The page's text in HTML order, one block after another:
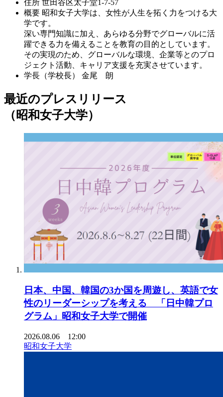
住所 世田谷区太子堂1-7-57
概要 昭和女子大学は、女性が人生を拓く力をつける大
学です。
深い専門知識に加え、あらゆる分野でグローバルに活
躍できる力を備えることを教育の目的としています。
その実現のため、グローバルな環境、企業等とのプロ
ジェクト活動、キャリア支援を充実させています。
学長（学校長）
金尾 朗
最近のプレスリリース
（昭和女子大学）
日本、中国、韓国の3か国を周遊し、英語で女
性のリーダーシップを考える 「日中韓プロ
グラム」昭和女子大学で開催
2026.08.06 12:00
昭和女子大学